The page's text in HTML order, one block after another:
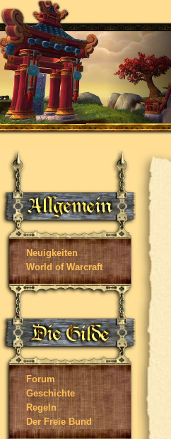
Neuigkeiten
World of Warcraft
Forum
Geschichte
Regeln
Der Freie Bund